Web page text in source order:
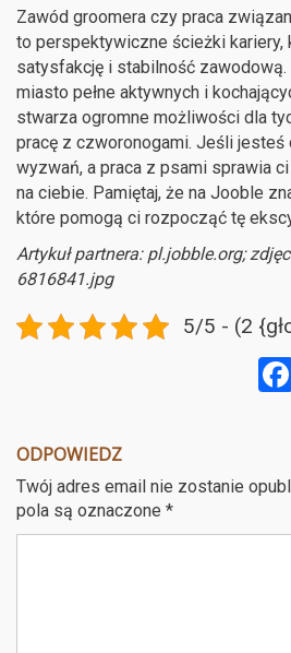
Zawód groomera czy praca
to perspektywiczne ścieżki kariery,
satysfakcję i stabilność zawodową.
miasto pełne aktywnych i
stwarza ogromne możliwości dla
pracę z czworonogami. Jeśli
wyzwań, a praca z psami sprawia
na ciebie. Pamiętaj, że na Jooble
które pomogą ci rozpocząć tę
Artykuł partnera: pl.jobble.org;
6816841.jpg
5/5 - (2
ODPOWIEDZ
Twój adres email nie zostanie
pola są oznaczone *